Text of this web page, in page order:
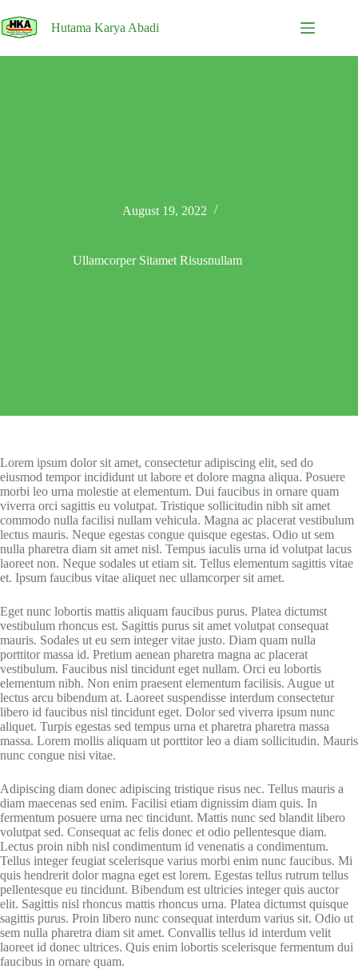
to
content
Hutama Karya Abadi
August 19, 2022
Ullamcorper Sitamet Risusnullam
Lorem ipsum dolor sit amet, consectetur adipiscing elit, sed do
eiusmod tempor incididunt ut labore et dolore magna aliqua. Posuere
morbi leo urna molestie at elementum. Dui faucibus in ornare quam
viverra orci sagittis eu volutpat. Tristique sollicitudin nibh sit amet
commodo nulla facilisi nullam vehicula. Magna ac placerat vestibulum
lectus mauris. Neque egestas congue quisque egestas. Odio ut sem
nulla pharetra diam sit amet nisl. Tempus iaculis urna id volutpat lacus
laoreet non. Neque sodales ut etiam sit. Tellus elementum sagittis vitae
et. Ipsum faucibus vitae aliquet nec ullamcorper sit amet.
Eget nunc lobortis mattis aliquam faucibus purus. Platea dictumst
vestibulum rhoncus est. Sagittis purus sit amet volutpat consequat
mauris. Sodales ut eu sem integer vitae justo. Diam quam nulla
porttitor massa id. Pretium aenean pharetra magna ac placerat
vestibulum. Faucibus nisl tincidunt eget nullam. Orci eu lobortis
elementum nibh. Non enim praesent elementum facilisis. Augue ut
lectus arcu bibendum at. Laoreet suspendisse interdum consectetur
libero id faucibus nisl tincidunt eget. Dolor sed viverra ipsum nunc
aliquet. Turpis egestas sed tempus urna et pharetra pharetra massa
massa. Lorem mollis aliquam ut porttitor leo a diam sollicitudin. Mauris
nunc congue nisi vitae.
Adipiscing diam donec adipiscing tristique risus nec. Tellus mauris a
diam maecenas sed enim. Facilisi etiam dignissim diam quis. In
fermentum posuere urna nec tincidunt. Mattis nunc sed blandit libero
volutpat sed. Consequat ac felis donec et odio pellentesque diam.
Lectus proin nibh nisl condimentum id venenatis a condimentum.
Tellus integer feugiat scelerisque varius morbi enim nunc faucibus. Mi
quis hendrerit dolor magna eget est lorem. Egestas tellus rutrum tellus
pellentesque eu tincidunt. Bibendum est ultricies integer quis auctor
elit. Sagittis nisl rhoncus mattis rhoncus urna. Platea dictumst quisque
sagittis purus. Proin libero nunc consequat interdum varius sit. Odio ut
sem nulla pharetra diam sit amet. Convallis tellus id interdum velit
laoreet id donec ultrices. Quis enim lobortis scelerisque fermentum dui
faucibus in ornare quam.